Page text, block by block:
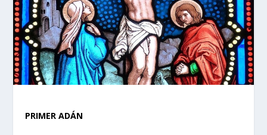
PRIMER ADÁN